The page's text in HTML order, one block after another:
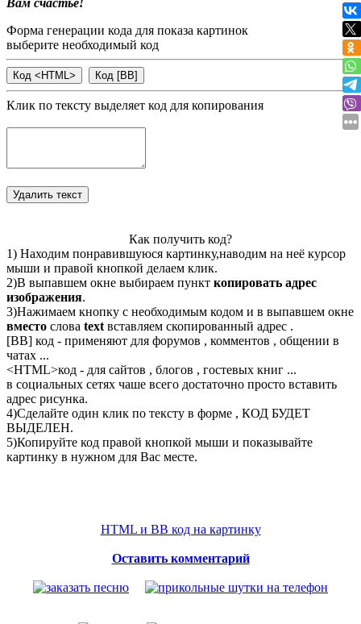
Форма генерации кода для показа картинок
выберите необходимый код
Клик по тексту выделяет код для копирования
Как получить код?
1) Находим понравившуюся картинку,наводим на неё курсор
мыши и правой кнопкой делаем клик.
2)В выпавшем окне выбираем пункт копировать адрес
изображения.
3)Нажимаем кнопку с необходимым кодом и в выпавшем окне
вместо слова text вставляем скопированный адрес .
[BB] код - применяют для форумов , комментов , общении в
чатах ...
<HTML>код - для сайтов , блогов , гостевых книг ...
в социальных сетях чаше всего достаточно просто вставить
адрес рисунка.
4)Сделайте один клик по тексту в форме , КОД БУДЕТ
ВЫДЕЛЕН.
5)Копируйте код правой кнопкой мыши и показывайте
картинку в нужном для Вас месте.
HTML и BB код на картинку
Оставить комментарий